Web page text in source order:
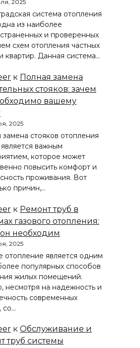
2025
система отопления
из наиболее
и проверенных
схем отопления частных
квартир. Данная система…
к Полная замена
стояков: зачем
вашему
2025
замена стояков отопления
важным
которое может
повысить комфорт и
проживания. Вот
причин,…
к Ремонт труб в
газового отопления:
необходим
2025
отопление является одним
популярных способов
жилых помещений.
несмотря на надежность и
современных
со…
к Обслуживание и
труб системы